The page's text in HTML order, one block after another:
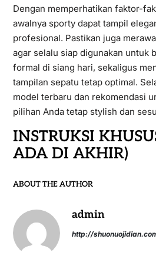
Dengan memperhatikan faktor-
awalnya sporty dapat tampil
profesional. Pastikan juga
agar selalu siap digunakan untuk
formal di siang hari, sekaligus
tampilan sepatu tetap optimal.
model terbaru dan rekomendasi
pilihan Anda tetap stylish dan
INSTRUKSI
ADA DI AKHIR)
ABOUT THE AUTHOR
admin
http://